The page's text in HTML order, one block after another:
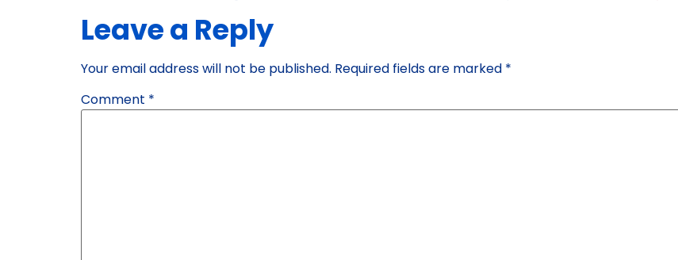
Leave a Reply
Your email address will not be published. Required fields are marked *
Comment *